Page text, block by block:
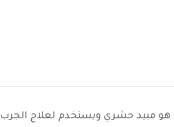
هو مبيد حشري ويستخدم لعلاج الجرب